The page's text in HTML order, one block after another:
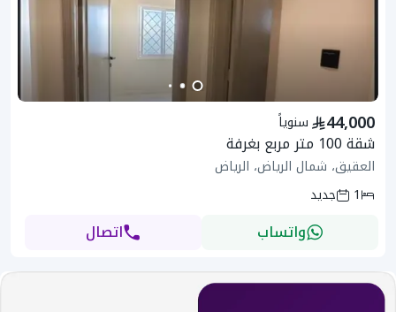
سنوياً 44,000
شقة 100 متر مربع بغرفة
العقيق، شمال الرياض، الرياض
1
جديد
واتساب اتصال